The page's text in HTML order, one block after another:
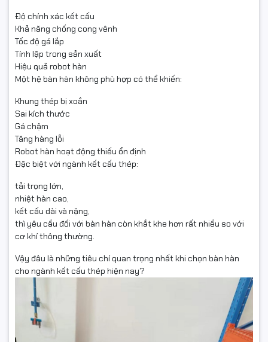
Độ chính xác kết cấu
Khả năng chống cong vênh
Tốc độ gá lắp
Tính lặp trong sản xuất
Hiệu quả robot hàn
Một hệ bàn hàn không phù hợp có thể khiến:
Khung thép bị xoắn
Sai kích thước
Gá chậm
Tăng hàng lỗi
Robot hàn hoạt động thiếu ổn định
Đặc biệt với ngành kết cấu thép:
tải trọng lớn,
nhiệt hàn cao,
kết cấu dài và nặng,
thì yêu cầu đối với bàn hàn còn khắt khe hơn rất nhiều so với
cơ khí thông thường.
Vậy đâu là những tiêu chí quan trọng nhất khi chọn bàn hàn
cho ngành kết cấu thép hiện nay?